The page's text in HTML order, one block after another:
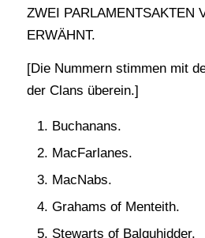
ZWEI PARLAMENTSAKTEN
ERWÄHNT.
[Die Nummern stimmen mit
der Clans überein.]
Buchanans.
MacFarlanes.
MacNabs.
Grahams of Menteith.
Stewarts of Balquhidder.